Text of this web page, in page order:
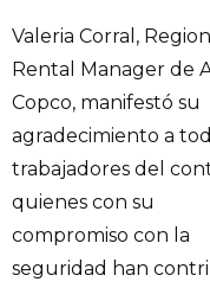
Valeria Corral,
Rental Manager de
Copco, manifestó su
agradecimiento a
trabajadores del
quienes con su
compromiso con la
seguridad han